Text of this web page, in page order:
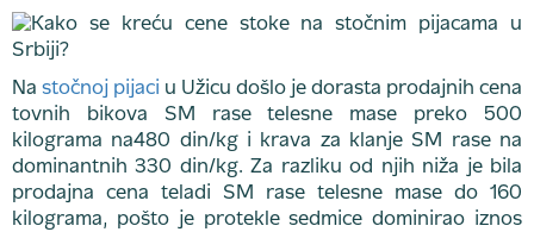
Na stočnoj pijaci u Užicu došlo je dorasta prodajnih cena
tovnih bikova SM rase telesne mase preko 500
kilograma na480 din/kg i krava za klanje SM rase na
dominantnih 330 din/kg. Za razliku od njih niža je bila
prodajna cena teladi SM rase telesne mase do 160
kilograma, pošto je protekle sedmice dominirao iznos